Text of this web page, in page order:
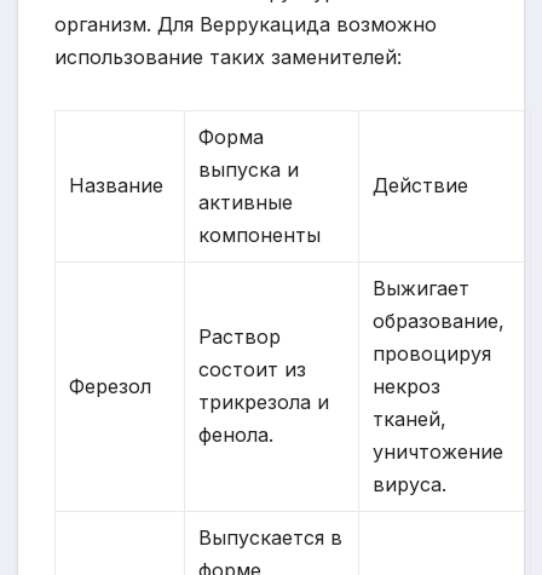
организм. Для Веррукацида возможно
использование таких заменителей:
Название
Форма
выпуска и
активные
компоненты
Действие
Ферезол
Раствор
состоит из
трикрезола и
фенола.
Выжигает
образование,
провоцируя
некроз
тканей,
уничтожение
вируса.
Выпускается в